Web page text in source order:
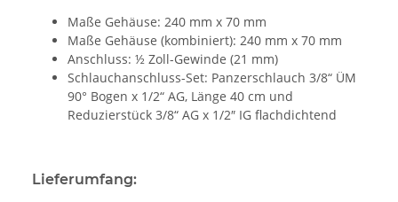
Maße Gehäuse: 240 mm x 70 mm
Maße Gehäuse (kombiniert): 240 mm x 70 mm
Anschluss: ½ Zoll-Gewinde (21 mm)
Schlauchanschluss-Set: Panzerschlauch 3/8“ ÜM
90° Bogen x 1/2“ AG, Länge 40 cm und
Reduzierstück 3/8“ AG x 1/2″ IG flachdichtend
Lieferumfang: